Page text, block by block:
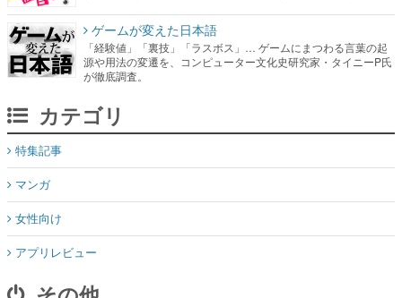
ゲームが変えた日本語
「経験値」「裏技」「ラスボス」… ゲームにまつわる言葉の起
源や用法の変遷を、コンピューター文化史研究家・タイニーP氏
が徹底調査。
カテゴリ
特集記事
マンガ
女性向け
アプリレビュー